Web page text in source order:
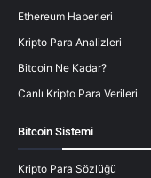
Ethereum Haberleri
Kripto Para Analizleri
Bitcoin Ne Kadar?
Canlı Kripto Para Verileri
Bitcoin Sistemi
Kripto Para Sözlüğü